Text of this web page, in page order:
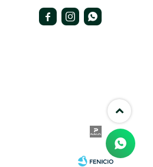
  